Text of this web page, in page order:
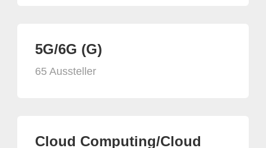
5G/6G (G)
65 Aussteller
Cloud Computing/Cloud